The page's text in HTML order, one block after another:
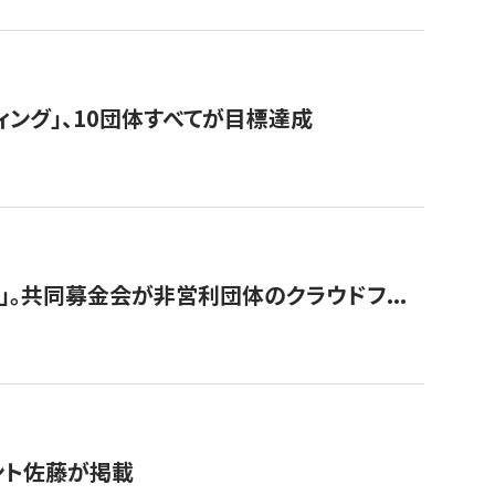
グ」、10団体すべてが目標達成
。共同募金会が非営利団体のクラウドフ...
佐藤が掲載